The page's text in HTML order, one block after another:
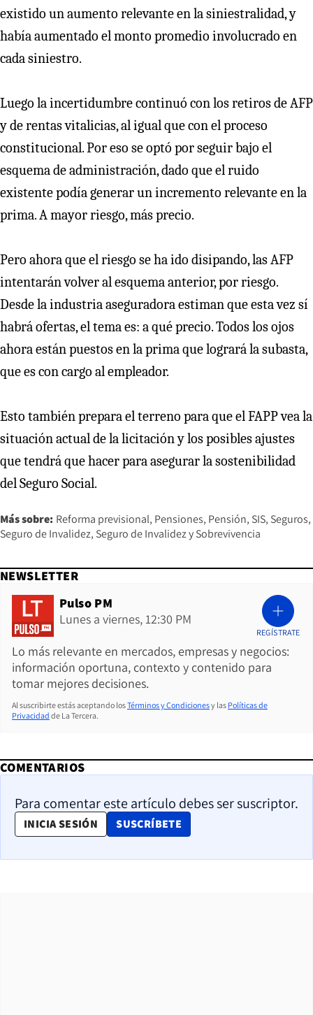
existido un aumento relevante en la siniestralidad, y
había aumentado el monto promedio involucrado en
cada siniestro.
Luego la incertidumbre continuó con los retiros de AFP
y de rentas vitalicias, al igual que con el proceso
constitucional. Por eso se optó por seguir bajo el
esquema de administración, dado que el ruido
existente podía generar un incremento relevante en la
prima. A mayor riesgo, más precio.
Pero ahora que el riesgo se ha ido disipando, las AFP
intentarán volver al esquema anterior, por riesgo.
Desde la industria aseguradora estiman que esta vez sí
habrá ofertas, el tema es: a qué precio. Todos los ojos
ahora están puestos en la prima que logrará la subasta,
que es con cargo al empleador.
Esto también prepara el terreno para que el FAPP vea la
situación actual de la licitación y los posibles ajustes
que tendrá que hacer para asegurar la sostenibilidad
del Seguro Social.
Más sobre: Reforma previsional Pensiones Pensión SIS Seguros
Seguro de Invalidez Seguro de Invalidez y Sobrevivencia
NEWSLETTER
Pulso PM
Lunes a viernes, 12:30 PM
Lo más relevante en mercados, empresas y negocios:
información oportuna, contexto y contenido para
tomar mejores decisiones.
REGÍSTRATE
Al suscribirte estás aceptando losTérminos y Condicionesy las Políticas de
Privacidad de La Tercera.
COMENTARIOS
Para comentar este artículo debes ser suscriptor.
INICIA SESIÓN SUSCRÍBETE
OPENS IN NEW WINDOW